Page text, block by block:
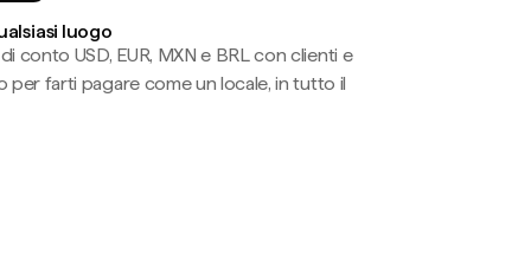
luogo
conto USD, EUR, MXN e BRL con clienti e
farti pagare come un locale, in tutto il